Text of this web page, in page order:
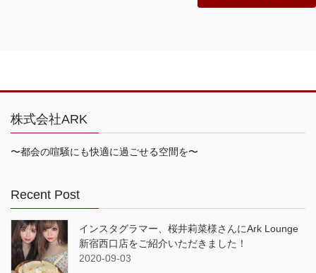
株式会社ARK
〜都会の喧騒にも快適に過ごせる空間を〜
Recent Post
インスタグラマー、桜井莉菜様さんにArk Lounge
新宿西口店をご紹介いただきました！
2020-09-03